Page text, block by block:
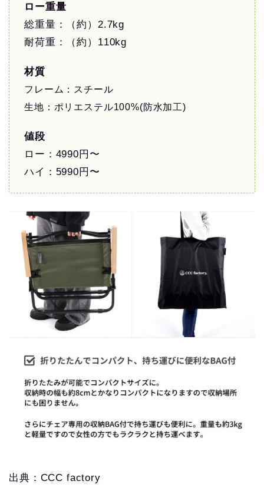
ロー重量
総重量：（約）2.7kg
耐荷重：（約）110kg
材質
フレーム：スチール
生地：ポリエステル100%(防水加工)
値段
ロー：4990円〜
ハイ：5990円〜
出典：CCC factory